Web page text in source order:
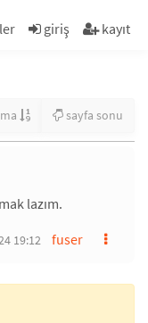
giriş kayıt
sayfa sonu
lazım.
fuser
19:12